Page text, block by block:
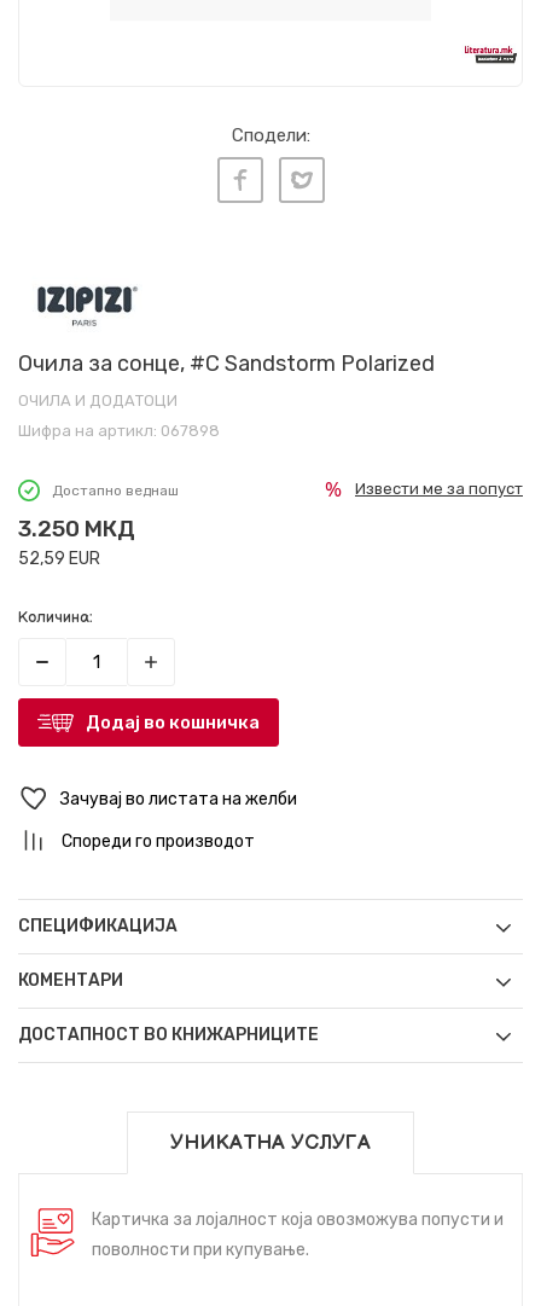
Сподели:
Очила за сонце, #C Sandstorm Polarized
ОЧИЛА И ДОДАТОЦИ
Шифра на артикл: 067898
Достапно веднаш
3.250 МКД
52,59 EUR
Извести ме за попуст
Количина:
Додај во кошничка
Зачувај во листата на желби
Спореди го производот
СПЕЦИФИКАЦИЈА
КОМЕНТАРИ
ДОСТАПНОСТ ВО КНИЖАРНИЦИТЕ
УНИКАТНА УСЛУГА
Картичка за лојалност која овозможува попусти и
поволности при купување.